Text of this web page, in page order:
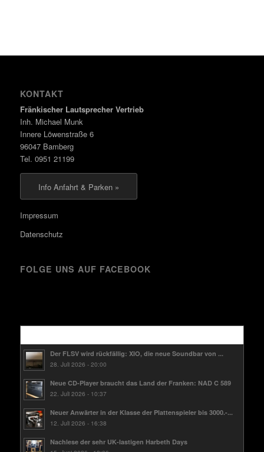
KONTAKT
Fränkischer Lautsprecher Vertrieb
Inh. Michael Munk
Innere Löwenstraße 6
96047 Bamberg
Tel. 0951 21199
Info Anfahrt & Parken »
Impressum
Datenschutz
FOLGE UNS AUF FACEBOOK
Der FLSV wird rückfällig: XIO, die neue Soundbar von ...
28. Juli 2026 - 20:00
Neue CD-Player braucht das Land der Franken: NAD C 589
22. Juli 2026 - 10:37
Neuer Anwärter in der Klasse der Plattenspieler bis 3000.-...
12. Juli 2026 - 16:38
Nachlese der sehr UK-lastigen Harbeth Days